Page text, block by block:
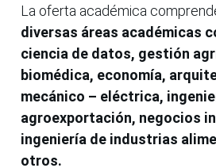
La oferta académica
diversas áreas académicas
ciencia de datos, gestión
biomédica, economía,
mecánico – eléctrica,
agroexportación, negocios
ingeniería de industrias
otros.